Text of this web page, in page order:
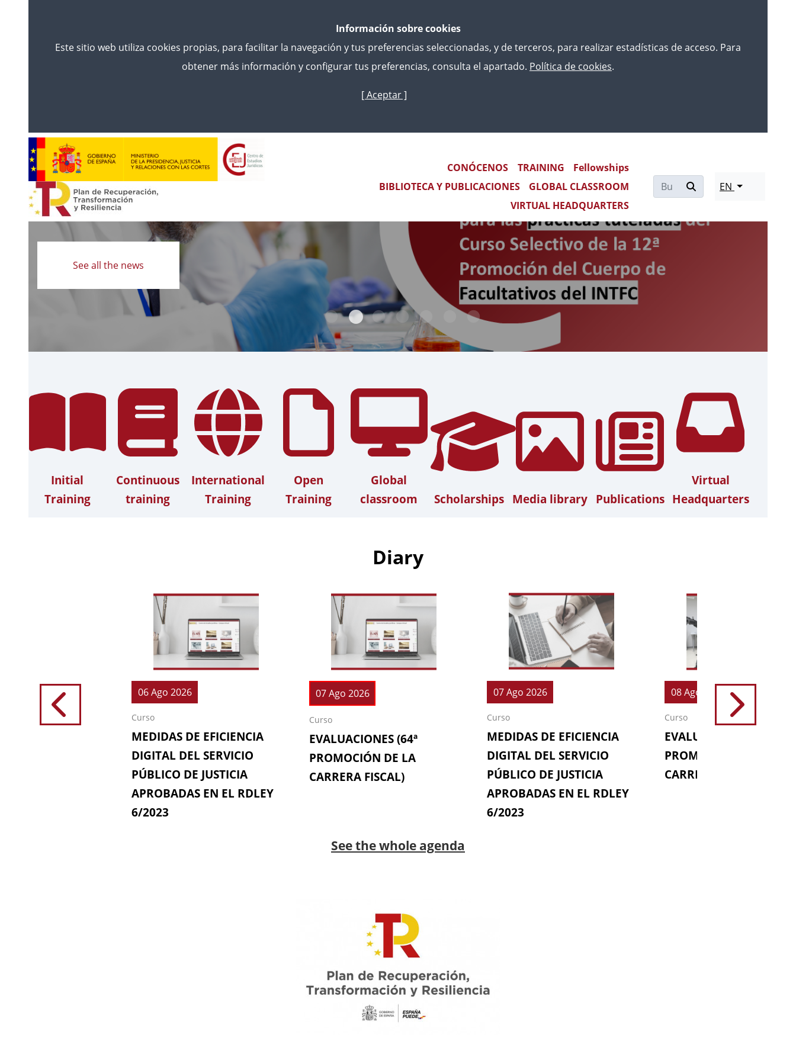
Skip
main
Información sobre cookies
Este sitio web utiliza cookies propias, para facilitar la navegación y tus preferencias seleccionadas, y de terceros, para realizar estadísticas de acceso. Para
obtener más información y configurar tus preferencias, consulta el apartado. Política de cookies.
[ Aceptar ]
Main navigation
CONÓCENOS TRAINING
Fellowships
BIBLIOTECA Y PUBLICACIONES
GLOBAL CLASSROOM
VIRTUAL HEADQUARTERS
EN
Read
more
See all the news
Initial
Training
Continuous
training
International
Training
Open
Training
Global
classroom
Scholarships Media library Publications
Virtual
Headquarters
Diary
06 Ago 2026
Curso
MEDIDAS DE EFICIENCIA
DIGITAL DEL SERVICIO
PÚBLICO DE JUSTICIA
APROBADAS EN EL RDLEY
6/2023
07 Ago 2026
Curso
EVALUACIONES (64ª
PROMOCIÓN DE LA
CARRERA FISCAL)
07 Ago 2026
Curso
MEDIDAS DE EFICIENCIA
DIGITAL DEL SERVICIO
PÚBLICO DE JUSTICIA
APROBADAS EN EL RDLEY
6/2023
08 Ago 2026
Curso
EVALUACIONES (64ª
PROMOCIÓN DE LA
CARRERA FISCAL)
See the whole agenda